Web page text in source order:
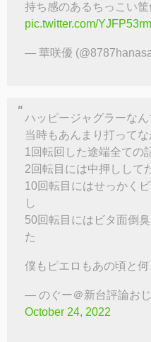
持ち感のあるちっこい
pic.twitter.com/
— 華咲優
ハッピージャグラーな
当時もあんまり打って
1回転回した途端全ての
2回転目には中押しして
10回転目にはせっかく
し
50回転目にはビタ面倒
た
僕もピエロもあの頃と
— のぐー＠新台評論お
October 24, 2022